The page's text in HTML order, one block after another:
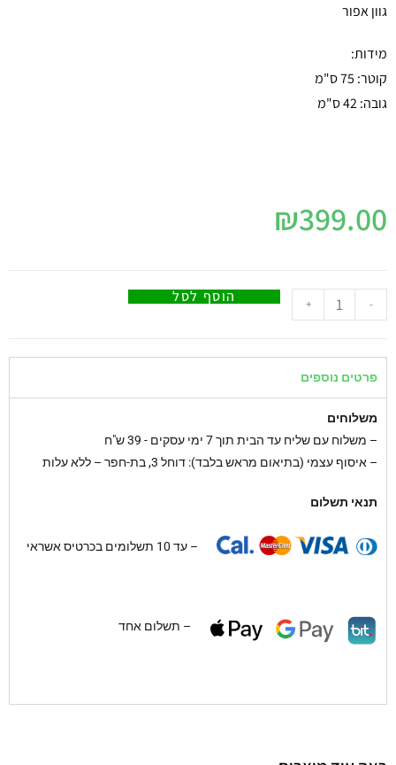
גוון אפור
מידות:
קוטר: 75 ס"מ
גובה: 42 ס"מ
₪399.00
-
+ הוסף לסל
פרטים נוספים
משלוחים
– משלוח עם שליח עד הבית תוך 7 ימי עסקים - 39 ש"ח
– איסוף עצמי (בתיאום מראש בלבד): דוחל 3, בת-חפר – ללא עלות
תנאי תשלום
– עד 10 תשלומים בכרטיס אשראי
– תשלום אחד